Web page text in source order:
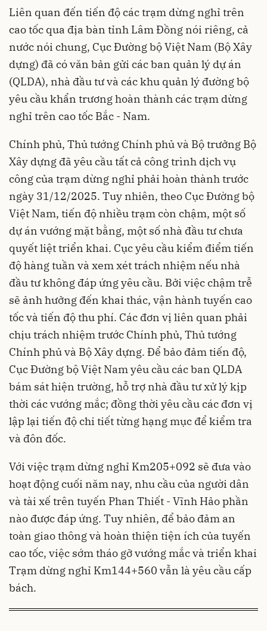
Liên quan đến tiến độ các trạm dừng nghỉ trên
cao tốc qua địa bàn tỉnh Lâm Đồng nói riêng, cả
nước nói chung, Cục Đường bộ Việt Nam (Bộ Xây
dựng) đã có văn bản gửi các ban quản lý dự án
(QLDA), nhà đầu tư và các khu quản lý đường bộ
yêu cầu khẩn trương hoàn thành các trạm dừng
nghỉ trên cao tốc Bắc - Nam.
Chính phủ, Thủ tướng Chính phủ và Bộ trưởng Bộ
Xây dựng đã yêu cầu tất cả công trình dịch vụ
công của trạm dừng nghỉ phải hoàn thành trước
ngày 31/12/2025. Tuy nhiên, theo Cục Đường bộ
Việt Nam, tiến độ nhiều trạm còn chậm, một số
dự án vướng mặt bằng, một số nhà đầu tư chưa
quyết liệt triển khai. Cục yêu cầu kiểm điểm tiến
độ hàng tuần và xem xét trách nhiệm nếu nhà
đầu tư không đáp ứng yêu cầu. Bởi việc chậm trễ
sẽ ảnh hưởng đến khai thác, vận hành tuyến cao
tốc và tiến độ thu phí. Các đơn vị liên quan phải
chịu trách nhiệm trước Chính phủ, Thủ tướng
Chính phủ và Bộ Xây dựng. Để bảo đảm tiến độ,
Cục Đường bộ Việt Nam yêu cầu các ban QLDA
bám sát hiện trường, hỗ trợ nhà đầu tư xử lý kịp
thời các vướng mắc; đồng thời yêu cầu các đơn vị
lập lại tiến độ chi tiết từng hạng mục để kiểm tra
và đôn đốc.
Với việc trạm dừng nghỉ Km205+092 sẽ đưa vào
hoạt động cuối năm nay, nhu cầu của người dân
và tài xế trên tuyến Phan Thiết - Vĩnh Hảo phần
nào được đáp ứng. Tuy nhiên, để bảo đảm an
toàn giao thông và hoàn thiện tiện ích của tuyến
cao tốc, việc sớm tháo gỡ vướng mắc và triển khai
Trạm dừng nghỉ Km144+560 vẫn là yêu cầu cấp
bách.